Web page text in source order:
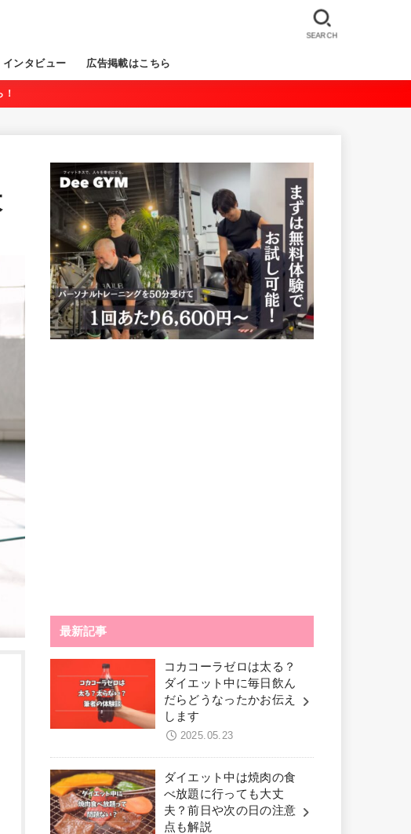
インタビュー 広告掲載はこちら
SEARCH
最新記事
コカコーラゼロは太る？
ダイエット中に毎日飲ん
だらどうなったかお伝え
します
2025.05.23
ダイエット中は焼肉の食
べ放題に行っても大丈
夫？前日や次の日の注意
点も解説